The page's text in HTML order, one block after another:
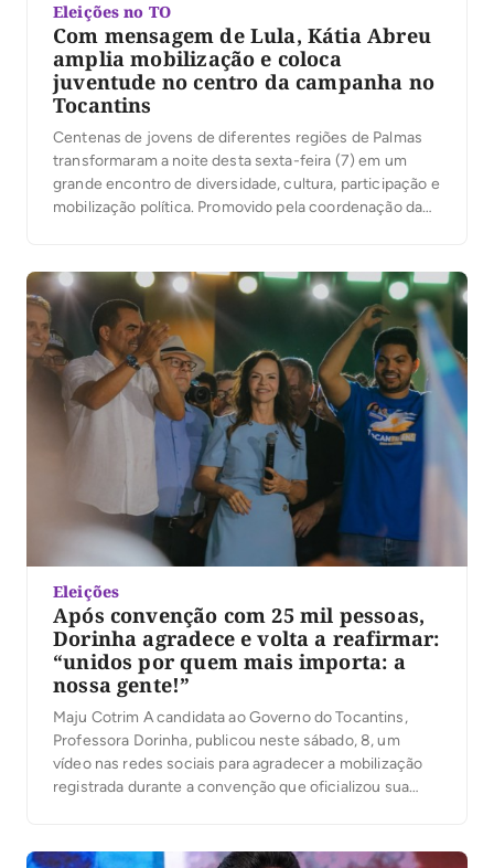
Eleições no TO
Com mensagem de Lula, Kátia Abreu
amplia mobilização e coloca
juventude no centro da campanha no
Tocantins
Centenas de jovens de diferentes regiões de Palmas
transformaram a noite desta sexta-feira (7) em um
grande encontro de diversidade, cultura, participação e
mobilização política. Promovido pela coordenação da
o evento reuniu jovens de Palmas em torno de […]
Eleições
Após convenção com 25 mil pessoas,
Dorinha agradece e volta a reafirmar:
“unidos por quem mais importa: a
nossa gente!”
Maju Cotrim A candidata ao Governo do Tocantins,
Professora Dorinha, publicou neste sábado, 8, um
vídeo nas redes sociais para agradecer a mobilização
registrada durante a convenção que oficializou sua
destacou a presença das caravanas, lideranças e